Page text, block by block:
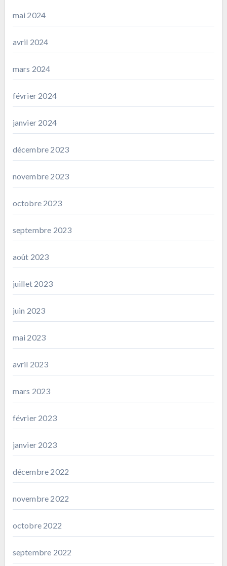
mai 2024
avril 2024
mars 2024
février 2024
janvier 2024
décembre 2023
novembre 2023
octobre 2023
septembre 2023
août 2023
juillet 2023
juin 2023
mai 2023
avril 2023
mars 2023
février 2023
janvier 2023
décembre 2022
novembre 2022
octobre 2022
septembre 2022